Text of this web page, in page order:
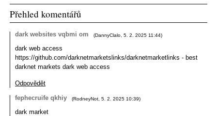
Přehled komentářů
dark websites vqbmi om (DannyClalo 5. 2. 2025 11:44)
dark web access
https://github.com/darknetmarketslinks/darknetmarketlinks - best
darknet markets dark web access
Odpovědět
fephecruife qkhiy
(RodneyNot 5. 2. 2025 10:39)
dark market